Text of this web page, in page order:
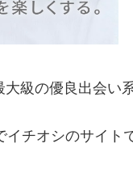
大級の優良出会い
イチオシのサイト